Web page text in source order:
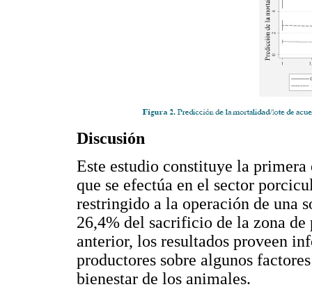
Discusión
Este estudio constituye la
que se efectúa en el sector
restringido a la operación de una
26,4% del sacrificio de la zona
anterior, los resultados proveen
productores sobre algunos
bienestar de los animales.